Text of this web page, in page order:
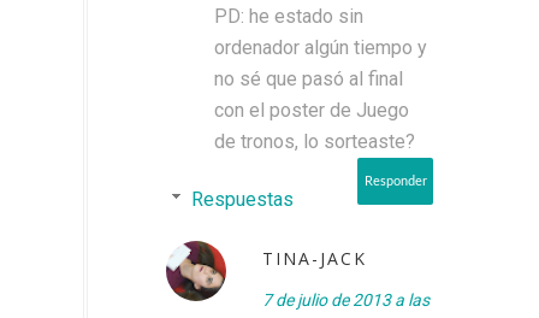
PD: he estado sin
ordenador algún tiempo y
no sé que pasó al final
con el poster de Juego
de tronos, lo sorteaste?
Responder
Respuestas
TINA-JACK
7 de julio de 2013 a las